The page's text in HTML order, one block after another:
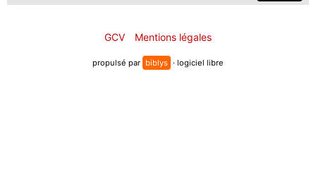
GCV Mentions légales
propulsé par biblys · logiciel libre